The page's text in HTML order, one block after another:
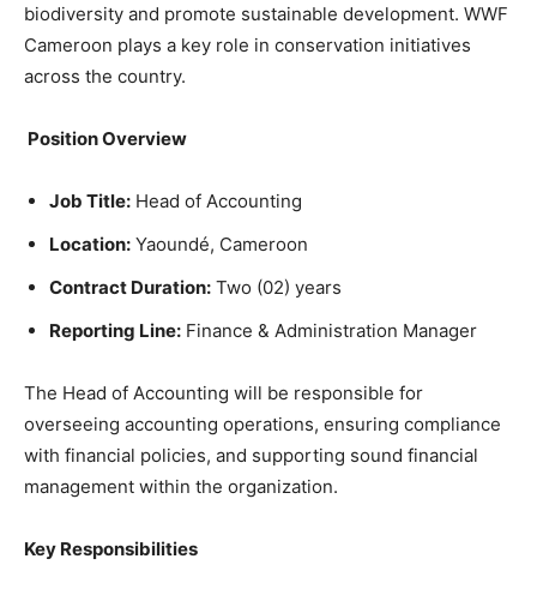
biodiversity and promote sustainable development. WWF
Cameroon plays a key role in conservation initiatives
across the country.
Position Overview
Job Title: Head of Accounting
Location: Yaoundé, Cameroon
Contract Duration: Two (02) years
Reporting Line: Finance & Administration Manager
The Head of Accounting will be responsible for
overseeing accounting operations, ensuring compliance
with financial policies, and supporting sound financial
management within the organization.
Key Responsibilities